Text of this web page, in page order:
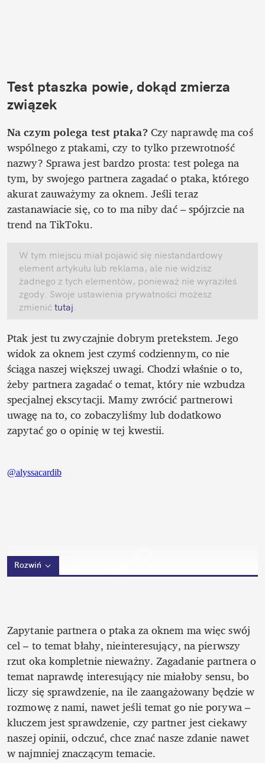
Test ptaszka powie, dokąd zmierza
związek
Na czym polega test ptaka? Czy naprawdę ma coś
wspólnego z ptakami, czy to tylko przewrotność
nazwy? Sprawa jest bardzo prosta: test polega na
tym, by swojego partnera zagadać o ptaka, którego
akurat zauważymy za oknem. Jeśli teraz
zastanawiacie się, co to ma niby dać – spójrzcie na
trend na TikToku.
W tym miejscu miał pojawić się niestandardowy
element artykułu lub reklama, ale nie widzisz
żadnego z tych elementów, ponieważ nie wyraziłeś
zgody. Swoje ustawienia prywatności możesz
zmienić tutaj.
Ptak jest tu zwyczajnie dobrym pretekstem. Jego
widok za oknem jest czymś codziennym, co nie
ściąga naszej większej uwagi. Chodzi właśnie o to,
żeby partnera zagadać o temat, który nie wzbudza
specjalnej ekscytacji. Mamy zwrócić partnerowi
uwagę na to, co zobaczyliśmy lub dodatkowo
zapytać go o opinię w tej kwestii.
Rozwiń
Zapytanie partnera o ptaka za oknem ma więc swój
cel – to temat błahy, nieinteresujący, na pierwszy
rzut oka kompletnie nieważny. Zagadanie partnera o
temat naprawdę interesujący nie miałoby sensu, bo
liczy się sprawdzenie, na ile zaangażowany będzie w
rozmowę z nami, nawet jeśli temat go nie porywa –
kluczem jest sprawdzenie, czy partner jest ciekawy
naszej opinii, odczuć, chce znać nasze zdanie nawet
w najmniej znaczącym temacie.